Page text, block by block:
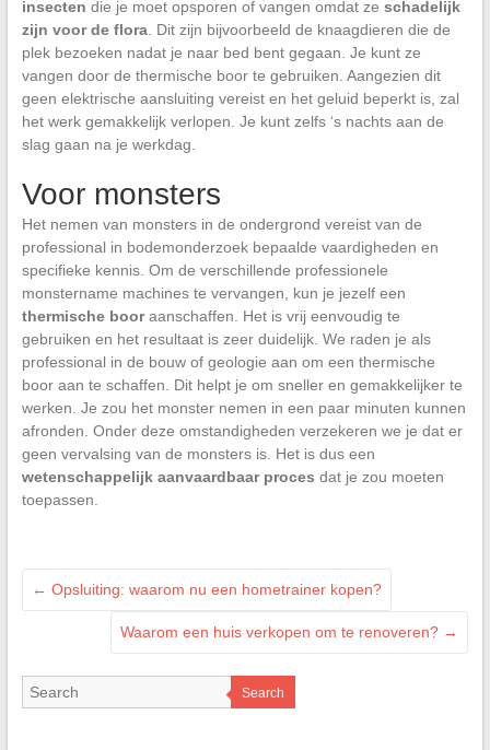
insecten die je moet opsporen of vangen omdat ze schadelijk
zijn voor de flora. Dit zijn bijvoorbeeld de knaagdieren die de
plek bezoeken nadat je naar bed bent gegaan. Je kunt ze
vangen door de thermische boor te gebruiken. Aangezien dit
geen elektrische aansluiting vereist en het geluid beperkt is, zal
het werk gemakkelijk verlopen. Je kunt zelfs ‘s nachts aan de
slag gaan na je werkdag.
Voor monsters
Het nemen van monsters in de ondergrond vereist van de
professional in bodemonderzoek bepaalde vaardigheden en
specifieke kennis. Om de verschillende professionele
monstername machines te vervangen, kun je jezelf een
thermische booraanschaffen. Het is vrij eenvoudig te
gebruiken en het resultaat is zeer duidelijk. We raden je als
professional in de bouw of geologie aan om een thermische
boor aan te schaffen. Dit helpt je om sneller en gemakkelijker te
werken. Je zou het monster nemen in een paar minuten kunnen
afronden. Onder deze omstandigheden verzekeren we je dat er
geen vervalsing van de monsters is. Het is dus een
wetenschappelijk aanvaardbaar proces dat je zou moeten
toepassen.
← Opsluiting: waarom nu een hometrainer kopen?
Waarom een huis verkopen om te renoveren? →
Search